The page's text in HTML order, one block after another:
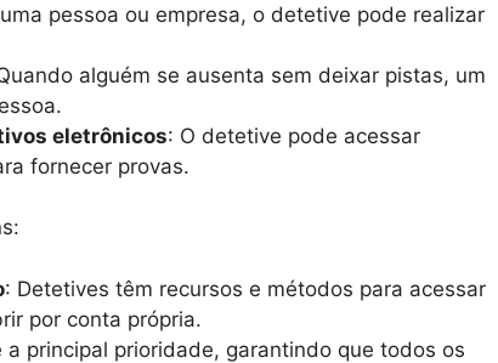
pessoa ou empresa, o detetive pode realizar
alguém se ausenta sem deixar pistas, um
eletrônicos: O detetive pode acessar
fornecer provas.
: Detetives têm recursos e métodos para acessar
por conta própria.
principal prioridade, garantindo que todos os